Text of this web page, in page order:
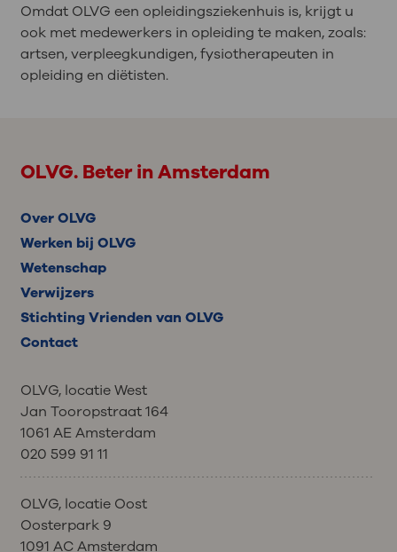
Omdat OLVG een opleidingsziekenhuis is, krijgt u
ook met medewerkers in opleiding te maken, zoals:
artsen, verpleegkundigen, fysiotherapeuten in
opleiding en diëtisten.
OLVG. Beter in Amsterdam
Over OLVG
Werken bij OLVG
Wetenschap
Verwijzers
Stichting Vrienden van OLVG
Contact
OLVG, locatie West
Jan Tooropstraat 164
1061 AE Amsterdam
020 599 91 11
OLVG, locatie Oost
Oosterpark 9
1091 AC Amsterdam